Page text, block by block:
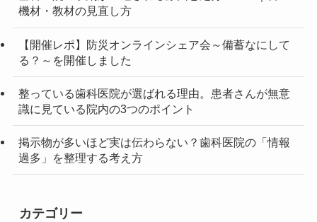
機材・教材の見直し方
【開催レポ】防災オンラインシェア会～備蓄なにして
る？～を開催しました
整っている歯科医院が選ばれる理由。患者さんが無意
識に見ている院内の3つのポイント
掲示物が多いほど実は伝わらない？歯科医院の「情報
過多」を整理する考え方
カテゴリー